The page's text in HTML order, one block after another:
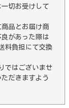
切お受けして
品とお届け商
があった際は
料負担にて交換
ではございませ
だきますよう